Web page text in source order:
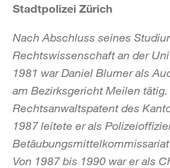
Stadtpolizei Zürich
Nach Abschluss seines
Rechtswissenschaft an der
1981 war Daniel Blumer als
am Bezirksgericht Meilen tätig.
Rechtsanwaltspatent des
1987 leitete er als
Von 1987 bis 1990 war er als